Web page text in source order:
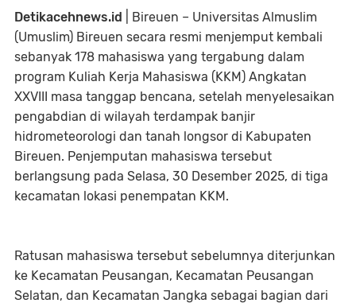
Detikacehnews.id
| Bireuen – Universitas Almuslim
(Umuslim) Bireuen secara resmi menjemput kembali
sebanyak 178 mahasiswa yang tergabung dalam
program Kuliah Kerja Mahasiswa (KKM) Angkatan
XXVIII masa tanggap bencana, setelah menyelesaikan
pengabdian di wilayah terdampak banjir
hidrometeorologi dan tanah longsor di Kabupaten
Bireuen. Penjemputan mahasiswa tersebut
berlangsung pada Selasa, 30 Desember 2025, di tiga
kecamatan lokasi penempatan KKM.
Ratusan mahasiswa tersebut sebelumnya diterjunkan
ke Kecamatan Peusangan, Kecamatan Peusangan
Selatan, dan Kecamatan Jangka sebagai bagian dari